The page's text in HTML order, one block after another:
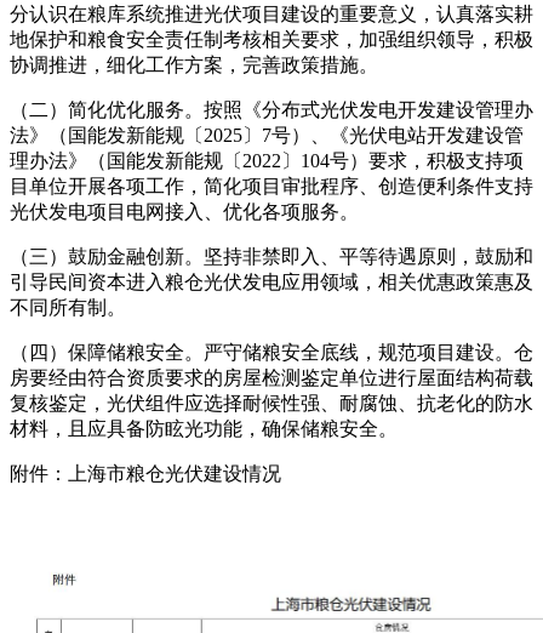
分认识在粮库系统推进光伏项目建设的重要意义，认真落实耕
地保护和粮食安全责任制考核相关要求，加强组织领导，积极
协调推进，细化工作方案，完善政策措施。
（二）简化优化服务。按照《分布式光伏发电开发建设管理办
法》（国能发新能规〔2025〕7号）、《光伏电站开发建设管
理办法》（国能发新能规〔2022〕104号）要求，积极支持项
目单位开展各项工作，简化项目审批程序、创造便利条件支持
光伏发电项目电网接入、优化各项服务。
（三）鼓励金融创新。坚持非禁即入、平等待遇原则，鼓励和
引导民间资本进入粮仓光伏发电应用领域，相关优惠政策惠及
不同所有制。
（四）保障储粮安全。严守储粮安全底线，规范项目建设。仓
房要经由符合资质要求的房屋检测鉴定单位进行屋面结构荷载
复核鉴定，光伏组件应选择耐候性强、耐腐蚀、抗老化的防水
材料，且应具备防眩光功能，确保储粮安全。
附件：上海市粮仓光伏建设情况